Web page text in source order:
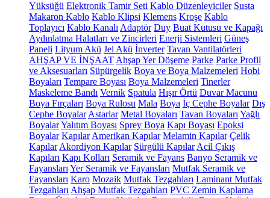
Yüksüğü Elektronik Tamir Seti Kablo Düzenleyiciler Susta
Makaron Kablo Kablo Klipsi Klemens Kroşe Kablo
Toplayıcı Kablo Kanalı Adaptör Duy Buat Kutusu ve Kapağı
Aydınlatma Halatları ve Zincirleri Enerji Sistemleri Güneş
Paneli Lityum Akü Jel Akü İnverter Tavan Vantilatörleri
AHŞAP VE İNŞAAT Ahşap Yer Döşeme Parke Parke Profil
ve Aksesuarları Süpürgelik Boya ve Boya Malzemeleri Hobi
Boyaları Tempare Boyası Boya Malzemeleri Tinerler
Maskeleme Bandı Vernik Spatula Hışır Örtü Duvar Macunu
Boya Fırçaları Boya Rulosu Mala Boya İç Cephe Boyalar Dış
Cephe Boyalar Astarlar Metal Boyaları Tavan Boyaları Yağlı
BoyalarYalıtım Boyası Sprey Boya Kapı Boyası Epoksi
Boyalar Kapılar Amerikan Kapılar Melamin Kapılar Çelik
Kapılar Akordiyon Kapılar Sürgülü Kapılar Acil Çıkış
Kapıları Kapı Kolları Seramik ve Fayans Banyo Seramik ve
Fayansları Yer Seramik ve Fayansları Mutfak Seramik ve
Fayansları Karo Mozaik Mutfak Tezgahları Laminant Mutfak
Tezgahları Ahşap Mutfak Tezgahları PVC Zemin Kaplama